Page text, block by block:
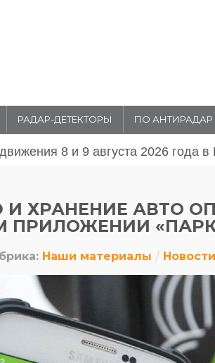
РАДАР-ДЕТЕКТОРЫ ПО АНТИРАДАР
31 июля и 1 августа
ХРАНЕНИЕ АВТО
ПРИЛОЖЕНИИ
Наши материалы Новости